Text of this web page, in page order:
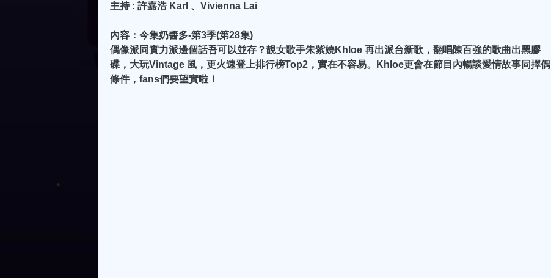
主持 : 許嘉浩 Karl 、Vivienna Lai
內容：今集奶醬多-第3季(第28集)
偶像派同實力派邊個話吾可以並存？靚女歌手朱紫嬈Khloe 再出派台新歌，翻唱陳百強的歌曲出黑膠
碟，大玩Vintage 風，更火速登上排行榜Top2，實在不容易。Khloe更會在節目內暢談愛情故事同擇偶
條件，fans們要望實啦！